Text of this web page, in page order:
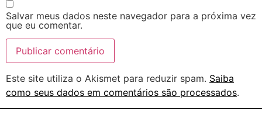
Salvar meus dados neste navegador para a próxima vez
que eu comentar.
Este site utiliza o Akismet para reduzir spam. Saiba
como seus dados em comentários são processados.